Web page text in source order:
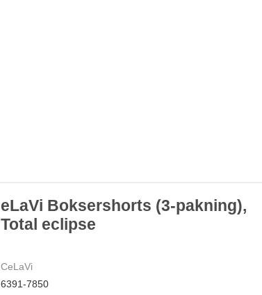
eLaVi Boksershorts (3-pakning),
Total eclipse
CeLaVi
6391-7850